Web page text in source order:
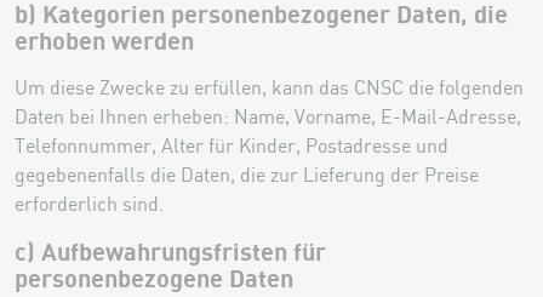
b) Kategorien personenbezogener Daten, die
erhoben werden
Um diese Zwecke zu erfüllen, kann das CNSC die folgenden
Daten bei Ihnen erheben: Name, Vorname, E-Mail-Adresse,
Telefonnummer, Alter für Kinder, Postadresse und
gegebenenfalls die Daten, die zur Lieferung der Preise
erforderlich sind.
c) Aufbewahrungsfristen für
personenbezogene Daten